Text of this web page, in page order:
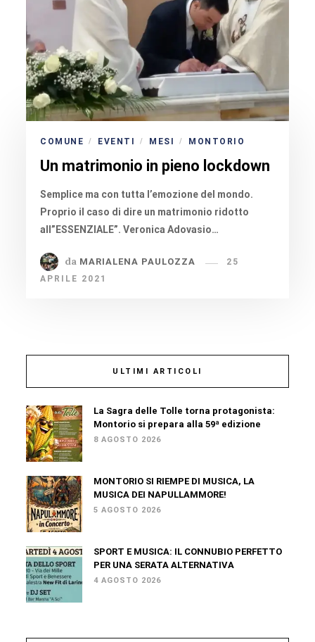
COMUNE / EVENTI / MESI / MONTORIO
Un matrimonio in pieno lockdown
Semplice ma con tutta l’emozione del mondo.
Proprio il caso di dire un matrimonio ridotto
all”ESSENZIALE”. Veronica Adovasio…
da MARIALENA PAULOZZA
25
APRILE 2021
ULTIMI ARTICOLI
La Sagra delle Tolle torna protagonista:
Montorio si prepara alla 59ª edizione
8 AGOSTO 2026
MONTORIO SI RIEMPE DI MUSICA, LA
MUSICA DEI NAPULLAMMORE!
5 AGOSTO 2026
SPORT E MUSICA: IL CONNUBIO PERFETTO
PER UNA SERATA ALTERNATIVA
4 AGOSTO 2026